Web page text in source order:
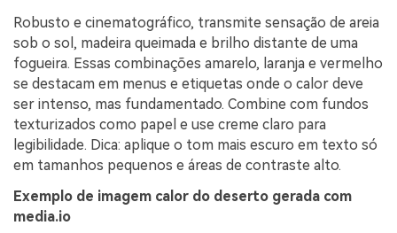
Robusto e cinematográfico, transmite sensação de areia
sob o sol, madeira queimada e brilho distante de uma
fogueira. Essas combinações amarelo, laranja e vermelho
se destacam em menus e etiquetas onde o calor deve
ser intenso, mas fundamentado. Combine com fundos
texturizados como papel e use creme claro para
legibilidade. Dica: aplique o tom mais escuro em texto só
em tamanhos pequenos e áreas de contraste alto.
Exemplo de imagem calor do deserto gerada com
media.io